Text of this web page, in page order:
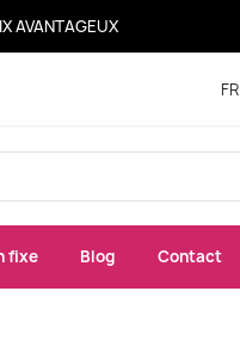
AVANTAGEUX
FR
fixe Blog Contact